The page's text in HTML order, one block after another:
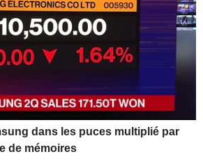
dans les puces multiplié par
de mémoires